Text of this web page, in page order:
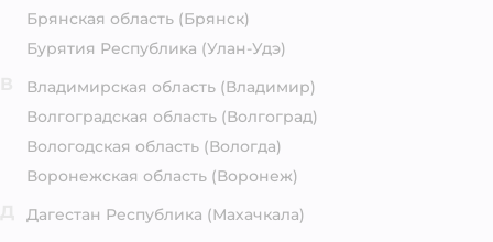
Брянская область (Брянск)
Бурятия Республика (Улан-Удэ)
Владимирская область (Владимир)
Волгоградская область (Волгоград)
Вологодская область (Вологда)
Воронежская область (Воронеж)
Дагестан Республика (Махачкала)